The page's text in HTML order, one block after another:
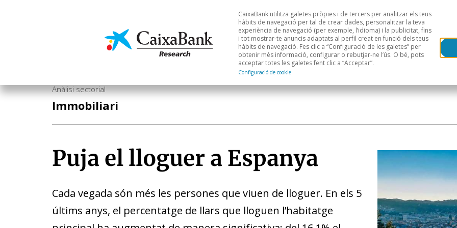
Economia i mercats Anàlisi sectorial Àrees geogràfiques
CaixaBank utilitza galetes pròpies i de tercers per analitzar els teus
hàbits de navegació per tal de crear dades, personalitzar la teva
experiència de navegació (per exemple, l’idioma) i la publicitat, fins
i tot mostrar-te anuncis adaptats al perfil creat en funció dels teus
hàbits de navegació. Fes clic a “Configuració de les galetes” per
obtenir més informació, configurar o rebutjar-ne l’ús. O bé, pots
acceptar totes les galetes fent clic a “Acceptar”.
Configuració de cookie
Anàlisi sectorial
Immobiliari
Puja el lloguer a Espanya
Cada vegada són més les persones que viuen de lloguer. En els 5
últims anys, el percentatge de llars que lloguen l’habitatge